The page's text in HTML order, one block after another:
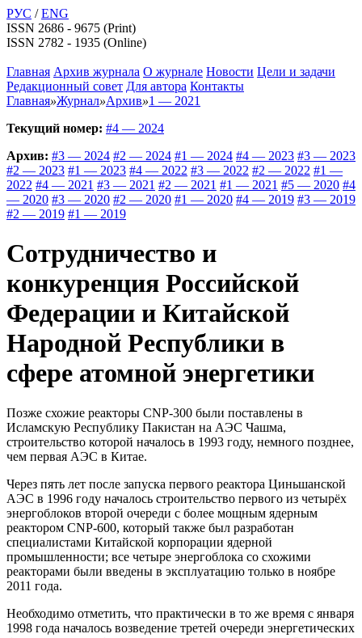
РУС /ENG
ISSN 2686 - 9675 (Print)
ISSN 2782 - 1935 (Online)
Главная Архив журнала О журнале Новости Цели и задачи
Редакционный совет Для автора Контакты
Главная»Журнал»Архив»1 — 2021
Текущий номер: #4 — 2024
Архив: #3 — 2024 #2 — 2024 #1 — 2024 #4 — 2023 #3 — 2023
#2 — 2023 #1 — 2023 #4 — 2022 #3 — 2022 #2 — 2022 #1 —
2022 #4 — 2021 #3 — 2021 #2 — 2021 #1 — 2021 #5 — 2020 #4
— 2020 #3 — 2020 #2 — 2020 #1 — 2020 #4 — 2019 #3 — 2019
#2 — 2019 #1 — 2019
Сотрудничество и
конкуренция Российской
Федерации и Китайской
Народной Республики в
сфере атомной энергетики
Позже схожие реакторы CNP-300 были поставлены в
Исламскую Республику Пакистан на АЭС Чашма,
строительство которой началось в 1993 году, немного позднее,
чем первая АЭС в Китае.
Через пять лет после запуска первого реактора Циньшанской
АЭС в 1996 году началось строительство первого из четырёх
энергоблоков второй очереди с более мощным ядерным
реактором CNP-600, который также был разработан
специалистами Китайской корпорации ядерной
промышленности; все четыре энергоблока со схожими
реакторами были введены в эксплуатацию только в ноябре
2011 года.
Необходимо отметить, что практически в то же время с января
1998 года началось возведение третей очереди энергетических